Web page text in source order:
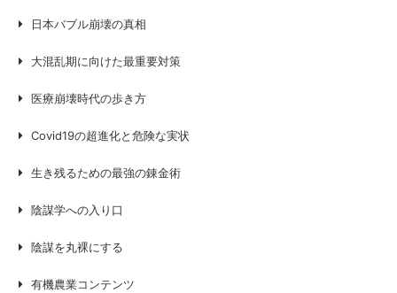
日本バブル崩壊の真相
大混乱期に向けた最重要対策
医療崩壊時代の歩き方
Covid19の超進化と危険な実状
生き残るための最強の錬金術
陰謀学への入り口
陰謀を丸裸にする
有機農業コンテンツ